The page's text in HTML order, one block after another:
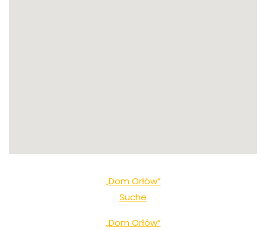
„Dom Orłów”
Suche
„Dom Orłów”